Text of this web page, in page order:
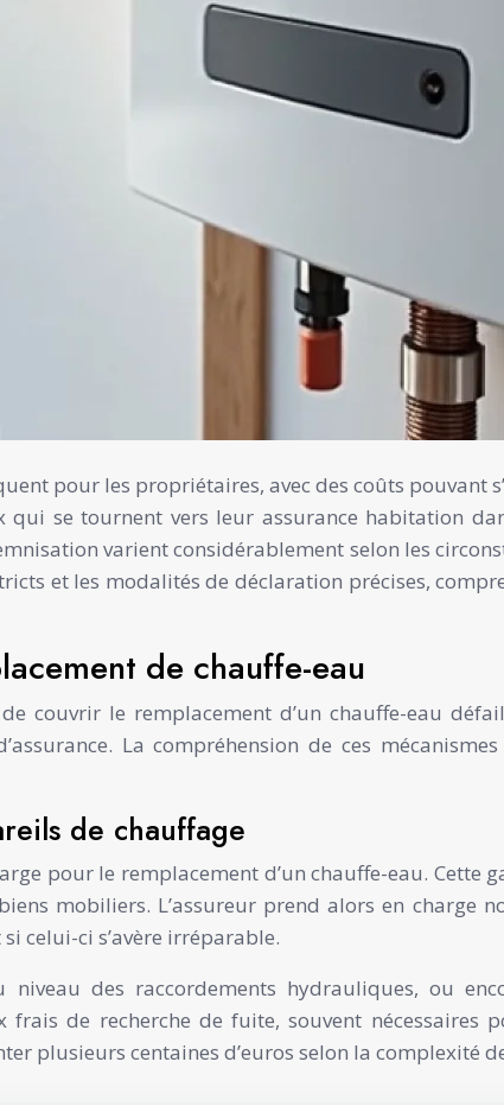
pour les propriétaires, avec des coûts pouvant
se tournent vers leur assurance habitation
varient considérablement selon les
et les modalités de déclaration précises,
de chauffe-eau
couvrir le remplacement d’un chauffe-eau
La compréhension de ces
de chauffage
pour le remplacement d’un chauffe-eau. Cette
mobiliers. L’assureur prend alors en charge
celui-ci s’avère irréparable.
des raccordements hydrauliques, ou
de recherche de fuite, souvent nécessaires
plusieurs centaines d’euros selon la complexité